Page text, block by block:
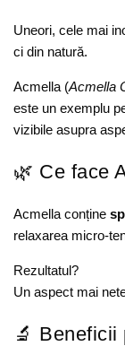
Uneori, cele mai
ci din natură.
Acmella (Acmella
este un exemplu
vizibile asupra
🌿 Ce face
Acmella conține
relaxarea micro-
Rezultatul?
Un aspect mai
🔬 Beneficii